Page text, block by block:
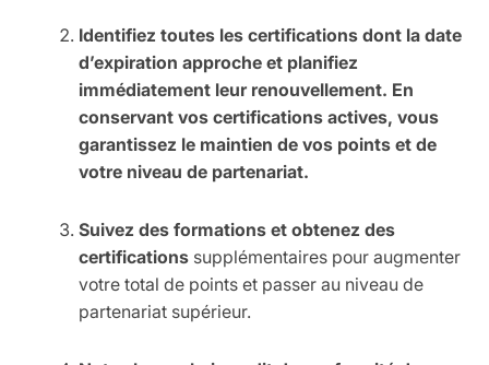
Identifiez toutes les certifications dont la date
d’expiration approche et planifiez
immédiatement leur renouvellement. En
conservant vos certifications actives, vous
garantissez le maintien de vos points et de
votre niveau de partenariat.
Suivez des formations et obtenez des
certifications supplémentaires pour augmenter
votre total de points et passer au niveau de
partenariat supérieur.